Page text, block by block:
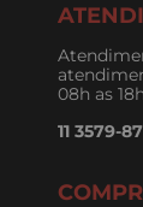
08h as
11 3579-